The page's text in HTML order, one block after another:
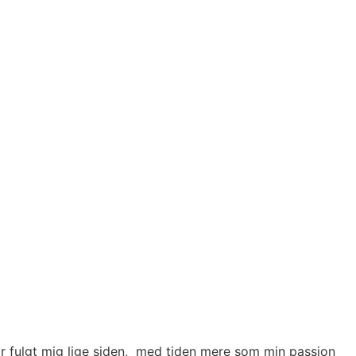
fulgt mig lige siden, med tiden mere som min passion